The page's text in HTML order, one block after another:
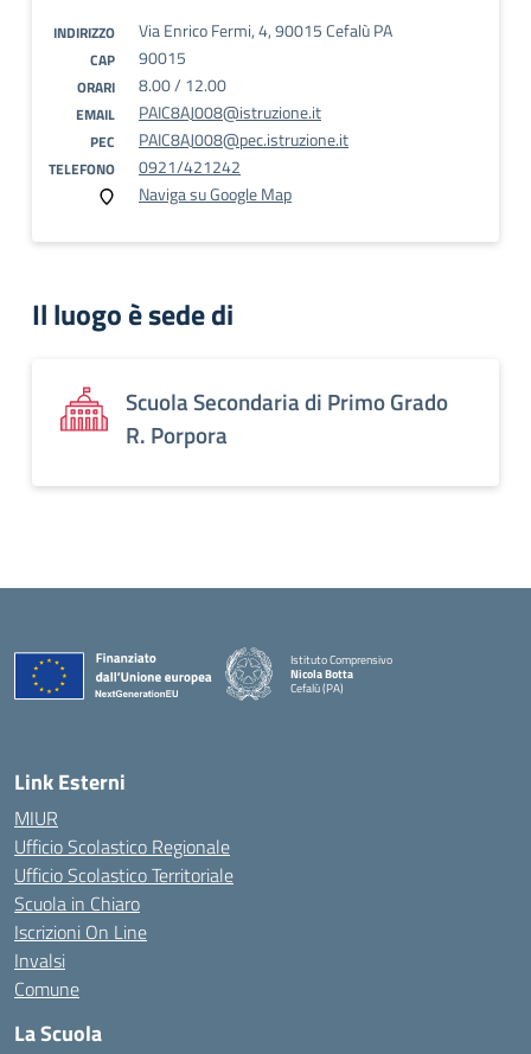
INDIRIZZO Via Enrico Fermi, 4, 90015 Cefalù PA
CAP 90015
ORARI 8.00 / 12.00
EMAIL PAIC8AJ008@istruzione.it
PEC PAIC8AJ008@pec.istruzione.it
TELEFONO
0921/421242
Naviga su Google Map
Il luogo è sede di
Scuola Secondaria di Primo Grado
R. Porpora
Istituto Comprensivo
Nicola Botta
Cefalù (PA)
Link Esterni
MIUR
Ufficio Scolastico Regionale
Ufficio Scolastico Territoriale
Scuola in Chiaro
Iscrizioni On Line
Invalsi
Comune
La Scuola